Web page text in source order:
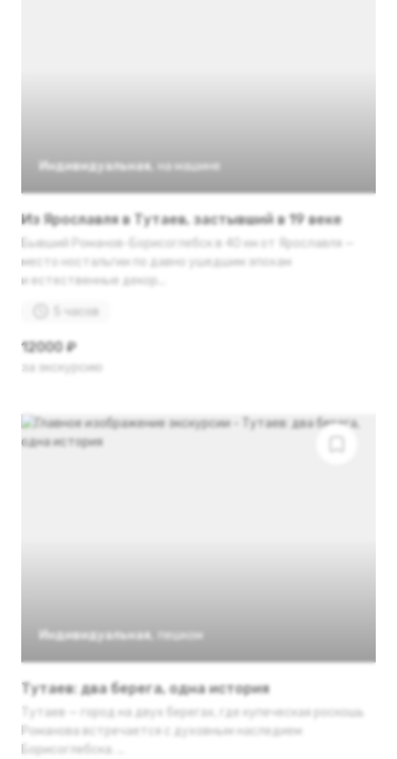
Индивидуальная на машине
Из Ярославля в Тутаев, застывший в 19 веке
Бывший Романов-Борисоглебск в 40 км от Ярославля —
место ностальгии по давно ушедшим эпохам
и естественные декор...
5 часов
12000 ₽
за экскурсию
Индивидуальная пешком
Тутаев: два берега, одна история
Тутаев — город на двух берегах, где купеческая роскошь
Романова встречается с духовным наследием
Борисоглебска. ...